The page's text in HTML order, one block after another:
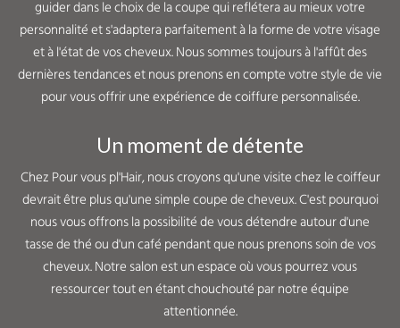
guider dans le choix de la coupe qui reflétera au mieux votre
personnalité et s'adaptera parfaitement à la forme de votre visage
et à l'état de vos cheveux. Nous sommes toujours à l'affût des
dernières tendances et nous prenons en compte votre style de vie
pour vous offrir une expérience de coiffure personnalisée.
Un moment de détente
Chez Pour vous pl'Hair, nous croyons qu'une visite chez le coiffeur
devrait être plus qu'une simple coupe de cheveux. C'est pourquoi
nous vous offrons la possibilité de vous détendre autour d'une
tasse de thé ou d'un café pendant que nous prenons soin de vos
cheveux. Notre salon est un espace où vous pourrez vous
ressourcer tout en étant chouchouté par notre équipe
attentionnée.